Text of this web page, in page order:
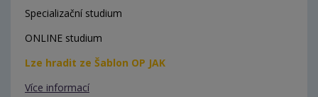
Specializační studium
ONLINE studium
Lze hradit ze Šablon OP JAK
Více informací